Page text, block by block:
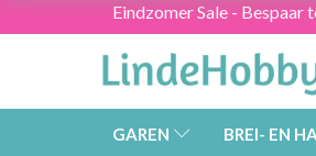
Eindzomer Sale - Bespaar
GAREN BREI- EN